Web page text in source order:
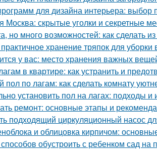
для дизайна интерьера: выбор
Москва: скрытые уголки и секретные
но много возможностей: как сделать
хранение тряпок для уборки
у вас: место хранения важных
в квартире: как устранить и
пол по лагам: как сделать комнату
установить пол на лагах: подходы и
ремонт: основные этапы и
подходящий циркуляционный насос
и облицовка кирпичом:
обустроить с ребенком сад